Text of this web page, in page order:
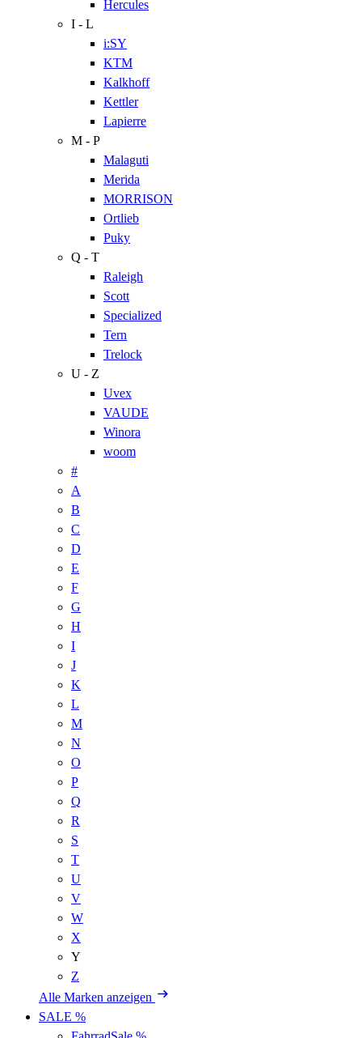
Hercules
I - L
i:SY
KTM
Kalkhoff
Kettler
Lapierre
M - P
Malaguti
Merida
MORRISON
Ortlieb
Puky
Q - T
Raleigh
Scott
Specialized
Tern
Trelock
U - Z
Uvex
VAUDE
Winora
woom
#
A
B
C
D
E
F
G
H
I
J
K
L
M
N
O
P
Q
R
S
T
U
V
W
X
Y
Z
Alle Marken anzeigen
SALE %